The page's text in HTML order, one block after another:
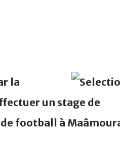
la
un stage de
football à